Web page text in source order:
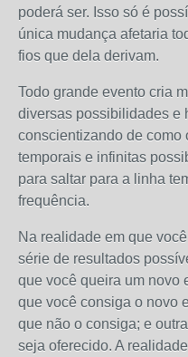
poderá ser. Isso só é
única mudança afetaria
fios que dela derivam.
Todo grande evento cria
diversas possibilidades e
conscientizando de como
temporais e infinitas
para saltar para a linha
frequência.
Na realidade em que
série de resultados
que você queira um
que você consiga o novo
que não o consiga; e
seja oferecido. A